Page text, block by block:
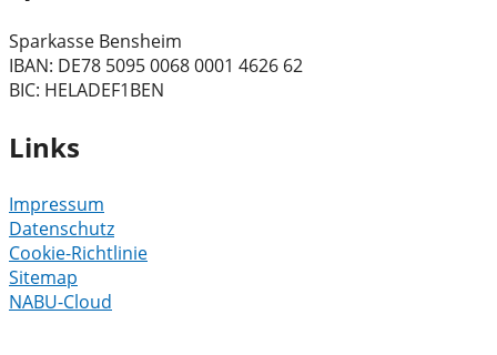
Sparkasse Bensheim
IBAN: DE78 5095 0068 0001 4626 62
BIC: HELADEF1BEN
Links
Impressum
Datenschutz
Cookie-Richtlinie
Sitemap
NABU-Cloud